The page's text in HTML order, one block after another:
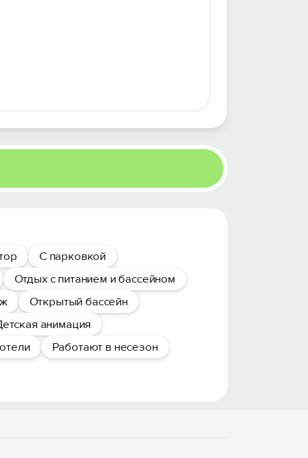
С парковкой
Отдых с питанием и бассейном
Открытый бассейн
анимация
Работают в несезон